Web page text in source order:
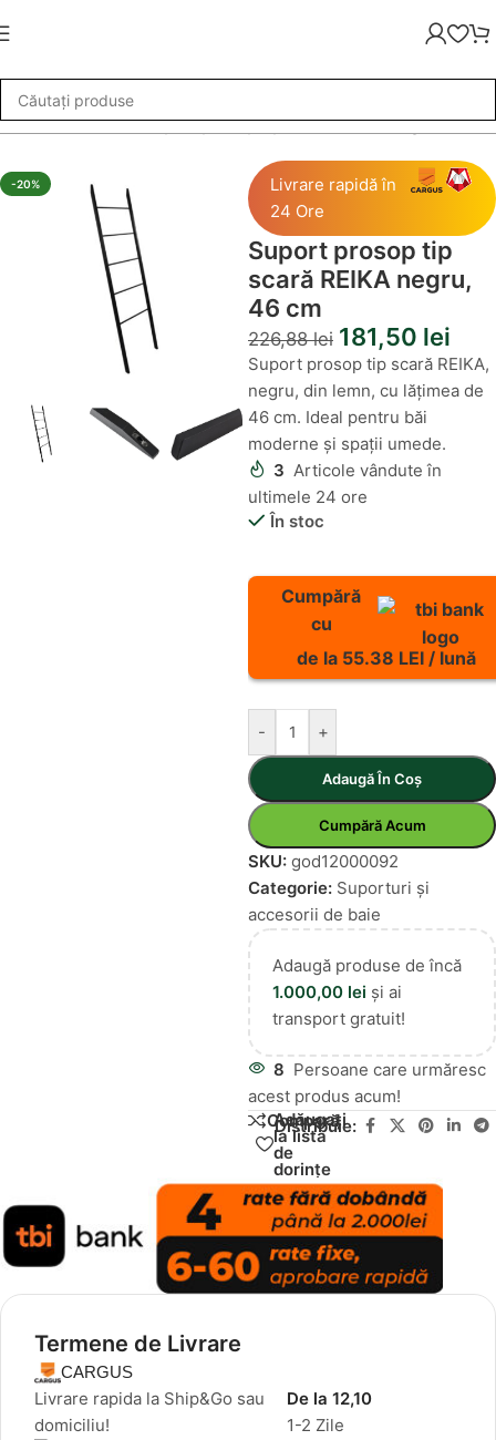
de baie»Suport prosop tip scară REIKA negru, 46 cm
-20%
Livrare rapidă în
24 Ore
Suport prosop tip
scară REIKA negru,
46 cm
226,88lei 181,50 lei
Suport prosop tip scară REIKA,
negru, din lemn, cu lățimea de
46 cm. Ideal pentru băi
moderne și spații umede.
3 Articole vândute în
ultimele 24 ore
În stoc
Cumpără
cu
de la 55.38 LEI / lună
- +
Adaugă În Coș
Cumpără Acum
SKU: god12000092
Categorie: Suporturi și
accesorii de baie
Adaugă produse de încă
1.000,00 lei și ai
transport gratuit!
8 Persoane care urmăresc
acest produs acum!
Compară
Adăugați
la lista
de
dorințe
Distribuie:
Termene de Livrare
CARGUS
Livrare rapida la Ship&Go sau
domiciliu!
1-2 Zile
De la 12,10